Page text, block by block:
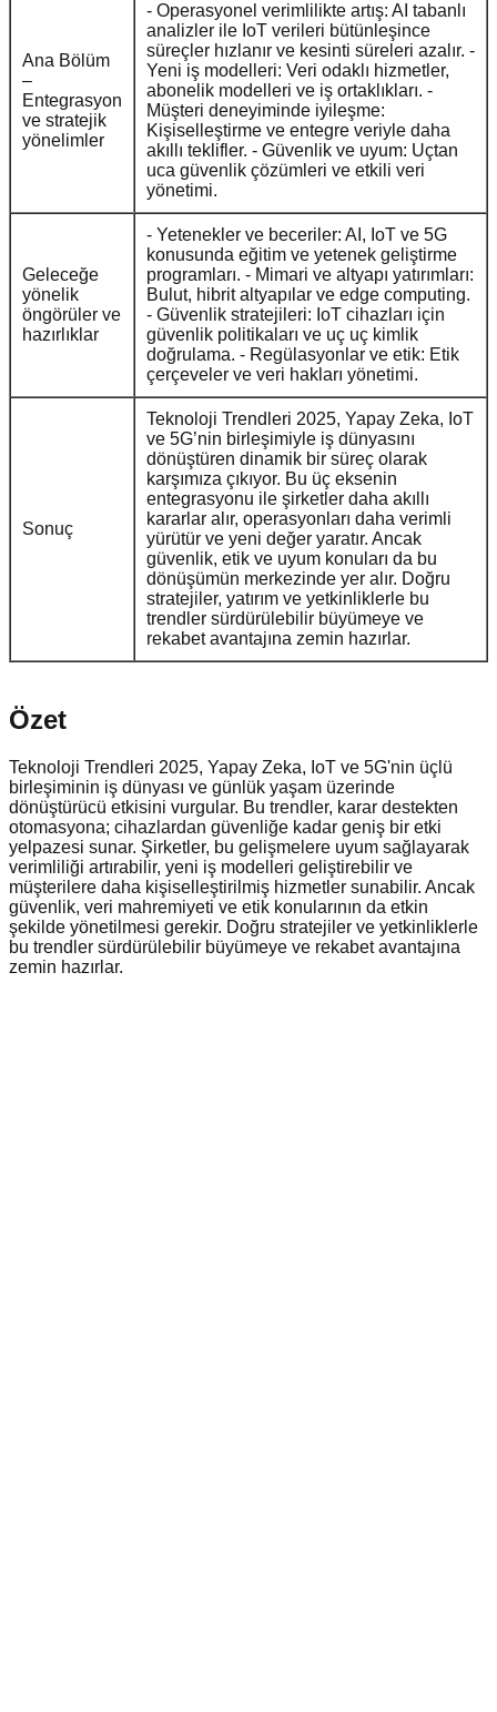
Ana Bölüm
–
Entegrasyon
ve stratejik
yönelimler
- Operasyonel verimlilikte artış: AI tabanlı
analizler ile IoT verileri bütünleşince
süreçler hızlanır ve kesinti süreleri azalır. -
Yeni iş modelleri: Veri odaklı hizmetler,
abonelik modelleri ve iş ortaklıkları. -
Müşteri deneyiminde iyileşme:
Kişiselleştirme ve entegre veriyle daha
akıllı teklifler. - Güvenlik ve uyum: Uçtan
uca güvenlik çözümleri ve etkili veri
yönetimi.
Geleceğe
yönelik
öngörüler ve
hazırlıklar
- Yetenekler ve beceriler: AI, IoT ve 5G
konusunda eğitim ve yetenek geliştirme
programları. - Mimari ve altyapı yatırımları:
Bulut, hibrit altyapılar ve edge computing.
- Güvenlik stratejileri: IoT cihazları için
güvenlik politikaları ve uç uç kimlik
doğrulama. - Regülasyonlar ve etik: Etik
çerçeveler ve veri hakları yönetimi.
Sonuç
Teknoloji Trendleri 2025, Yapay Zeka, IoT
ve 5G’nin birleşimiyle iş dünyasını
dönüştüren dinamik bir süreç olarak
karşımıza çıkıyor. Bu üç eksenin
entegrasyonu ile şirketler daha akıllı
kararlar alır, operasyonları daha verimli
yürütür ve yeni değer yaratır. Ancak
güvenlik, etik ve uyum konuları da bu
dönüşümün merkezinde yer alır. Doğru
stratejiler, yatırım ve yetkinliklerle bu
trendler sürdürülebilir büyümeye ve
rekabet avantajına zemin hazırlar.
Özet
Teknoloji Trendleri 2025, Yapay Zeka, IoT ve 5G'nin üçlü
birleşiminin iş dünyası ve günlük yaşam üzerinde
dönüştürücü etkisini vurgular. Bu trendler, karar destekten
otomasyona; cihazlardan güvenliğe kadar geniş bir etki
yelpazesi sunar. Şirketler, bu gelişmelere uyum sağlayarak
verimliliği artırabilir, yeni iş modelleri geliştirebilir ve
müşterilere daha kişiselleştirilmiş hizmetler sunabilir. Ancak
güvenlik, veri mahremiyeti ve etik konularının da etkin
şekilde yönetilmesi gerekir. Doğru stratejiler ve yetkinliklerle
bu trendler sürdürülebilir büyümeye ve rekabet avantajına
zemin hazırlar.